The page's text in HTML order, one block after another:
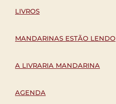
LIVROS
MANDARINAS ESTÃO LENDO
A LIVRARIA MANDARINA
AGENDA